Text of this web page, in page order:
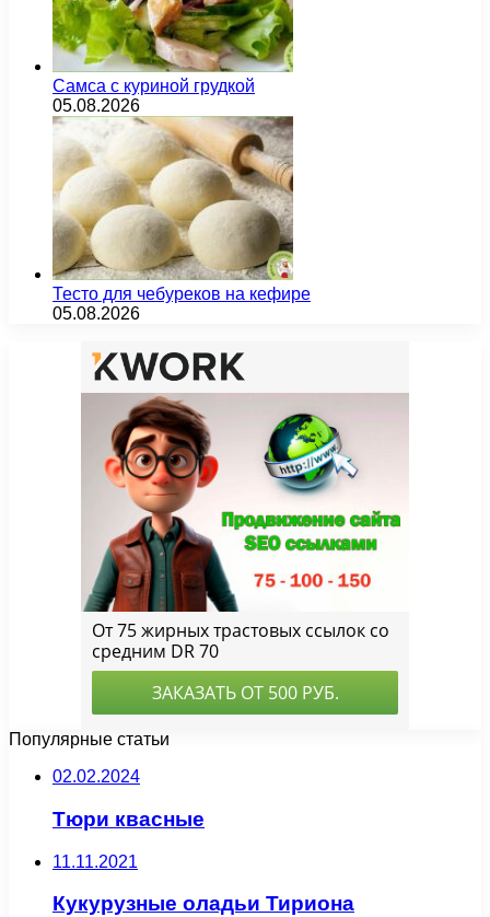
Самса с куриной грудкой
05.08.2026
Тесто для чебуреков на кефире
05.08.2026
Популярные статьи
02.02.2024
Тюри квасные
11.11.2021
Кукурузные оладьи Тириона